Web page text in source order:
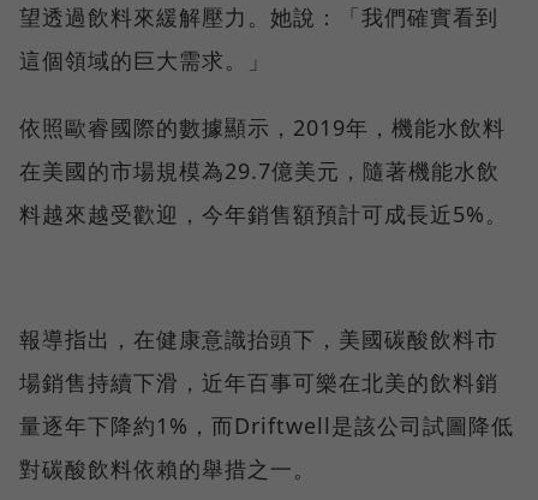
望透過飲料來緩解壓力。她說：「我們確實看到
這個領域的巨大需求。」
依照歐睿國際的數據顯示，2019年，機能水飲料
在美國的市場規模為29.7億美元，隨著機能水飲
料越來越受歡迎，今年銷售額預計可成長近5%。
報導指出，在健康意識抬頭下，美國碳酸飲料市
場銷售持續下滑，近年百事可樂在北美的飲料銷
量逐年下降約1%，而Driftwell是該公司試圖降低
對碳酸飲料依賴的舉措之一。